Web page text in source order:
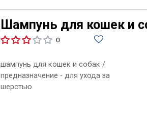
Шампунь для кошек и
0
шампунь для кошек и собак /
предназначение - для ухода за
шерстью